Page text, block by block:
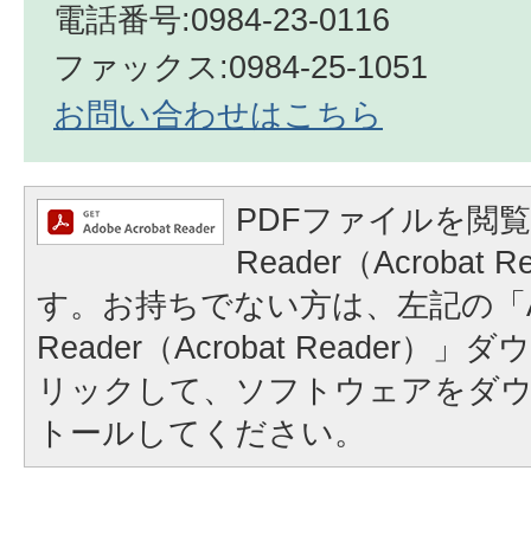
電話番号:0984-23-0116
ファックス:0984-25-1051
お問い合わせはこちら
PDFファイルを閲
Reader（Acrobat
す。お持ちでない方は、左記の
Reader（Acrobat Reader）」ダ
リックして、ソフトウェアをダ
トールしてください。